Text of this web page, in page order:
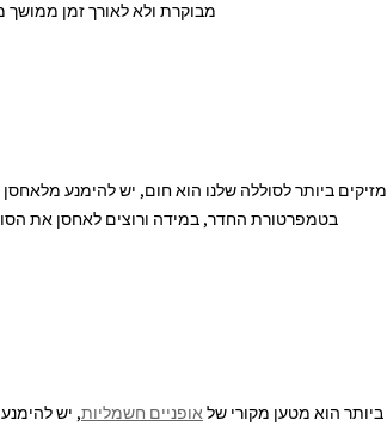
מבוקרת ולא לאורך זמן ממושך
ביותר לסוללה שלנו הוא חום, יש להימנע
בטמפרטורת החדר, במידה ורוצים לאחסן את
ביותר הוא מטען מקורי שלאופניים חשמליות, יש